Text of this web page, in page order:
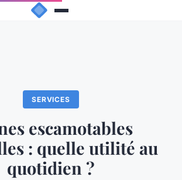
SERVICES
escamotables
: quelle utilité au
quotidien ?